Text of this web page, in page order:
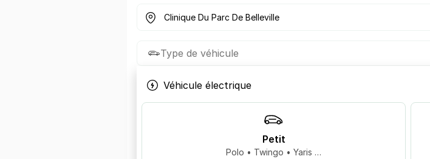
Où cherchez-vous un parking ?
Type de véhicule
Véhicule électrique
Petit
Polo • Twingo • Yaris …